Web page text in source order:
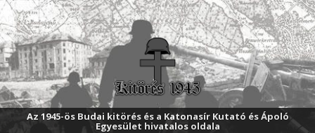
Az 1945-ös Budai kitörés és a Katonasír Kutató és Ápoló
Egyesület hivatalos oldala